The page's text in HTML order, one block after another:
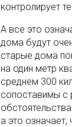
контролирует
А все это
дома будут
старые дома
на один метр
среднем 300
сопоставимы с
а это